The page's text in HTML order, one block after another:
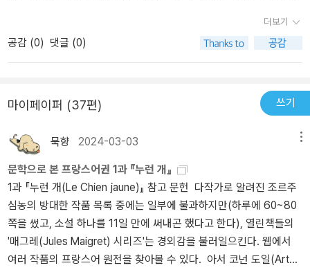
는 더 이상 아무도 그를 이해해 주지 않는다는 사실을 안다. 아무도 그
와 똑같은 언어를 사용하지 않는다는 것도. ― 『의학과 위생』과의 대
단어 이상은 사용하지 않는다는 통계를 읽었다. 그러니 내가 추상적
인 단어들을 써서 무엇하겠는가? 추상적인 단어는 두 명의 독자 머릿
다. 그래서 나는 항상 《물질적인》 단어만을 쓰려고 해왔다. 탁자, 의
자, 바람, 비 같은. 만일 비가 온다면, 나는 《비가 온다》고 쓸 뿐이다.
내 책에서는 물이 진주가 되는 일 따위는 눈을 부릅뜨고도 찾지 못할
것이다. - 장 루이즈 에진과의 인터뷰, 1978년 사실 우리는 모두 비
극의 등장인물이다. 다시 말해, 우리는 모두 최선에 이를 수도, 최악에
빠질 수도 있다. 우리는 모두 성자고 범죄자다. 오로지 정황 때문에 어
떤 이들은 범죄자가, 어떤 이들은 성자가 되는 것이다. 이것이 나의 이
작한다. 우연히 한 허름한 복장의 남자가 거액을 소포로 부치는장면
을 목격한 메그레 반장. 상대의 허름한 행색에 비해 거액을 아무렇지
도 않게 취급하는걸 이상하게 생각한 메그레 반장은 순전히 호기심에
방에 대한 집착을 보고는 같은 가방을 구입해서 바꿔치기 하는데 성
공하고 급기야 같은 여관의 옆방에 묵는데까지 성공한다. 한데 가방
이 바꿔치게 된것을 알게된 그 부랑자는 가방을 찾을수 없게되자 난
데없이 자살을 해버린다. 자신의 탓에 남자가 죽은것 같아서 이 죽음
을 조사해보기로 한 반장은 제일 먼저 가방부터 살펴본다. 근데 거기
에 들어있는건 낡은 양복 한 벌이다. 심지어 자신의 옷도 아닌 낡은 옷
때문에 자살이라...조사해보니 피가 묻어있는데 그것외에는 별다른
사항이 없다. 분명히 자살이니 조사할 사건따위는 없다. 자신의 눈으
로 자살을 봤으니까. 그런데 뭔가 미심쩍은 일들이 계속 생긴다. 알고
보니 자신의 신분증 속의 그 사람이 아니다. 웬 부자 사업자가 등장해
그 사건에 대한 의뢰를 받고 수사에 착수하는데, 이번 작품은 수사의
뢰가 온 것도 아닌 사건을 가까이서 겪었다는 이유로 매반장님이 사
건에 뛰어들게 되면서 이야기가 진행된다. 심지어 무대가 프랑스 내
서 생소하긴 마찬가지이지만, 더 익숙치 않은 지명까지 등장했다. 이
작품에서도 부각되는 부분이지만, 매반장님의 매력은 자신의 실수를
솔직히 인정해 버린다는 것이다. 특히 이번 에피소드는 자신의 실수
로 인해 사건이 일어났다고 생각하게 되면서 더 집착적으로 수사에
간섭해버리게 된다. 물론 결말에 가서는 역시나 정석적인 경찰로서의
결말로 몰고가지도 않는다. 아니 매반장님은 오히려 일부러라도 굉장
히 유도리있는 결말을 지향하는 느낌이다. 아무튼 이번 작품에서 또
하나의 특징적인 부분은 실화를 모티브로 하고 있다는 점이다. 뒷부
분에 첨부되어 있는 작품의 연보를 보면, '생폴리앵'은 조르주 심농의
고향인 리에주에 실제로 있었던 성당의 이름이라고 하고, 이 소설이
더보기
공감 (0) 댓글 (0)
마이페이퍼 (37편) 쓰기
묵향 2024-03-03
문학으로 본 프랑스어권 1과 『누런 개』
1과 『누런 개(Le Chien jaune)』 참고 문헌 다작가로 알려진 조르주
심농의 방대한 작품 목록 중에는 일부에 불과하지만(하루에 60~80
쪽을 썼고, 소설 하나를 11일 만에 써내곤 했다고 한다), 열린책들의
'매그레(Jules Maigret) 시리즈'는 경외감을 불러일으킨다. 웹에서
여러 작품의 프랑스어 원전을 찾아볼 수 있다. 아서 코넌 도일(Arthu